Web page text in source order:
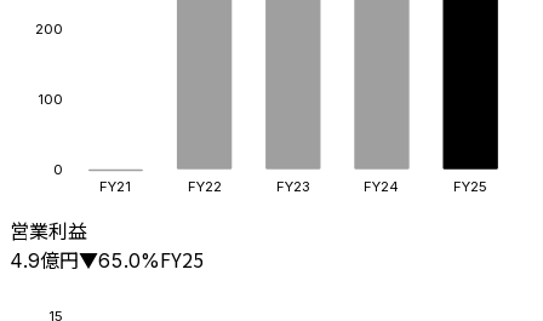
0
100
200
FY21 FY22 FY23 FY24 FY25
営業利益
4.9億円▼65.0%FY25
15